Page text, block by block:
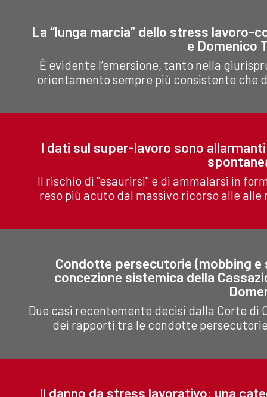
La “lunga marcia” dello stress lavoro-
e Domenico
È evidente l’emersione, tanto nella
orientamento sempre più consistente
I dati sul super-lavoro sono
Il rischio di "esaurirsi" e di ammalarsi in
reso più acuto dal massivo ricorso alle
Condotte persecutorie (mobbing
concezione sistemica della
Due casi recentemente decisi dalla Corte di
dei rapporti tra le condotte
Il danno da stress lavorativo: una